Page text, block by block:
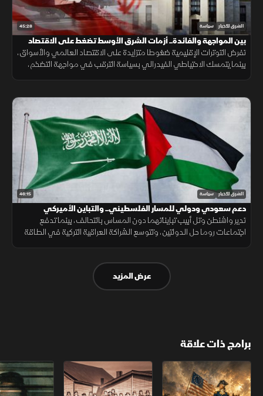
45:28 الشرق للأخبار سياسة
بين المواجهة والفائدة.. أزمات الشرق الأوسط تضغط على الاقتصاد
تفرض التوترات الإقليمية ضغوطا متزايدة على الاقتصاد العالمي والأسواق،
بينما يتمسك الاحتياطي الفيدرالي بسياسة الترقب في مواجهة التضخم،
46:15 الشرق للأخبار سياسة
دعم سعودي ودولي للمسار الفلسطيني.. والتباين الأميركي
الإسرائيلي لا يمس جوهر التحالف
تدير واشنطن وتل أبيب تبايناتهما دون المساس بالتحالف، بينما تدفع
اجتماعات روما حل الدولتين، وتتوسع الشراكة العراقية التركية في الطاقة
عرض المزيد
برامج ذات علاقة
الثورة الأميركية الكاميكاز.. تاريخ مجهول عودة الدجال